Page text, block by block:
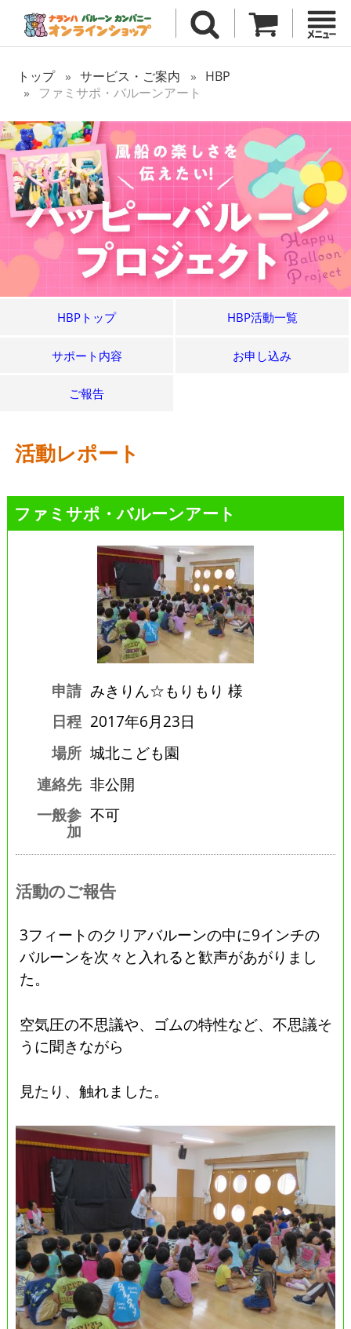
トップ サービス・ご案内
HBP
ファミサポ・バルーンアート
HBPトップ HBP活動一覧
サポート内容 お申し込み
ご報告
活動レポート
ファミサポ・バルーンアート
申請 みきりん☆もりもり 様
日程 2017年6月23日
場所 城北こども園
連絡先 非公開
一般参
加
不可
活動のご報告
3フィートのクリアバルーンの中に9インチの
バルーンを次々と入れると歓声があがりまし
た。
空気圧の不思議や、ゴムの特性など、不思議そ
うに聞きながら
見たり、触れました。